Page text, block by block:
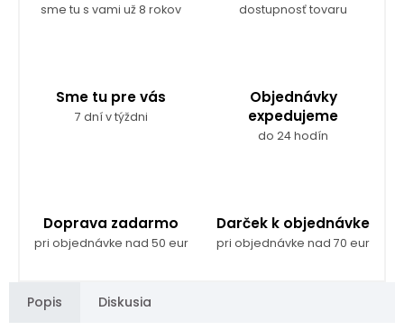
sme tu s vami už 8 rokov dostupnosť tovaru
Sme tu pre vás
7 dní v týždni
Objednávky
expedujeme
do 24 hodín
Doprava zadarmo
pri objednávke nad 50 eur
Darček k objednávke
pri objednávke nad 70 eur
Popis Diskusia